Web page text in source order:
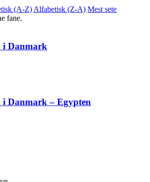
(A-Z) Alfabetisk (Z-A) Mest sete
fane.
i Danmark
i Danmark – Egypten